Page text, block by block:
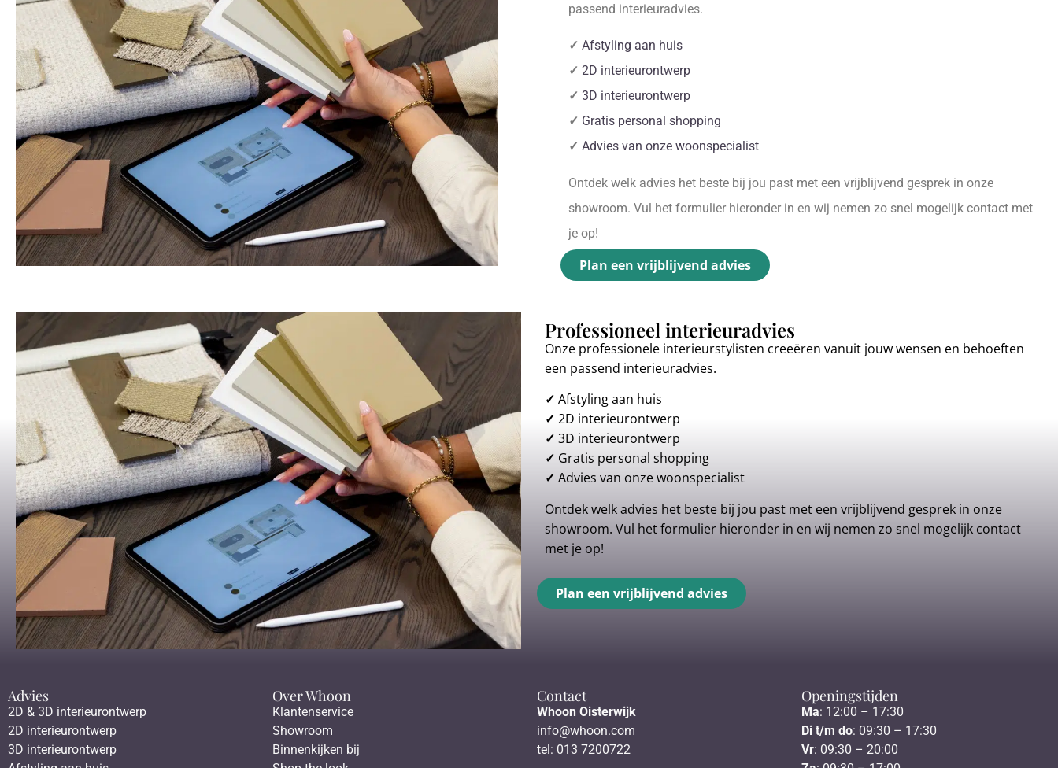
passend interieuradvies.
✓ Afstyling aan huis
✓ 2D interieurontwerp
✓ 3D interieurontwerp
✓ Gratis personal shopping
✓ Advies van onze woonspecialist
Ontdek welk advies het beste bij jou past met een vrijblijvend gesprek in onze
showroom. Vul het formulier hieronder in en wij nemen zo snel mogelijk contact met
je op!
Plan een vrijblijvend advies
Professioneel interieuradvies
Onze professionele interieurstylisten creeëren vanuit jouw wensen en behoeften
een passend interieuradvies.
✓ Afstyling aan huis
✓ 2D interieurontwerp
✓ 3D interieurontwerp
✓ Gratis personal shopping
✓ Advies van onze woonspecialist
Ontdek welk advies het beste bij jou past met een vrijblijvend gesprek in onze
showroom. Vul het formulier hieronder in en wij nemen zo snel mogelijk contact
met je op!
Plan een vrijblijvend advies
Advies
2D & 3D interieurontwerp
2D interieurontwerp
3D interieurontwerp
Over Whoon
Klantenservice
Showroom
Binnenkijken bij
Contact
Whoon Oisterwijk
info@whoon.com
tel: 013 7200722
Openingstijden
Ma: 12:00 – 17:30
Di t/m do: 09:30 – 17:30
Vr: 09:30 – 20:00